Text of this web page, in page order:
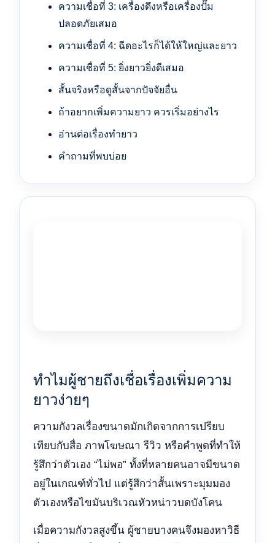
ความเชื่อที่ 3: เครื่องดึงหรือเครื่องปั๊ม
ปลอดภัยเสมอ
ความเชื่อที่ 4: ฉีดอะไรก็ได้ให้ใหญ่และยาว
ความเชื่อที่ 5: ยิ่งยาวยิ่งดีเสมอ
สั้นจริงหรือดูสั้นจากปัจจัยอื่น
ถ้าอยากเพิ่มความยาว ควรเริ่มอย่างไร
อ่านต่อเรื่องทำยาว
คำถามที่พบบ่อย
ทำไมผู้ชายถึงเชื่อเรื่องเพิ่มความ
ยาวง่ายๆ
ความกังวลเรื่องขนาดมักเกิดจากการเปรียบ
เทียบกับสื่อ ภาพโฆษณา รีวิว หรือคำพูดที่ทำให้
รู้สึกว่าตัวเอง “ไม่พอ” ทั้งที่หลายคนอาจมีขนาด
อยู่ในเกณฑ์ทั่วไป แต่รู้สึกว่าสั้นเพราะมุมมอง
ตัวเองหรือไขมันบริเวณหัวหน่าวบดบังโคน
เมื่อความกังวลสูงขึ้น ผู้ชายบางคนจึงมองหาวิธี